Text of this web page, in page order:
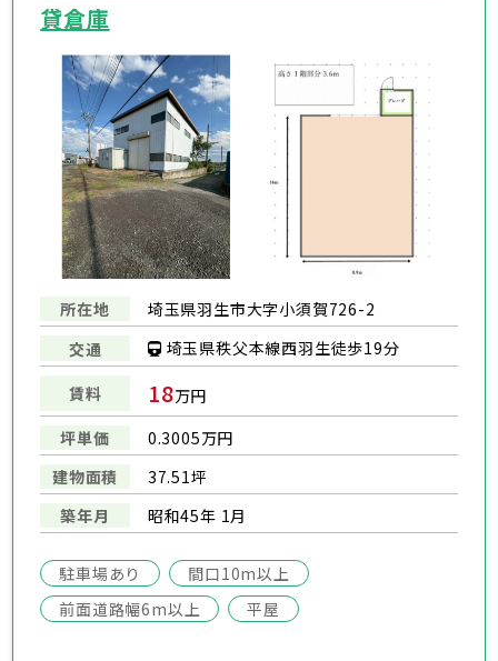
貸倉庫
所在地
埼玉県羽生市大字小須賀726-2
交通
埼玉県秩父本線西羽生徒歩19分
賃料 18万円
坪単価
0.3005万円
建物面積
37.51坪
築年月
昭和45年 1月
駐車場あり
間口10m以上
前面道路幅6m以上
平屋